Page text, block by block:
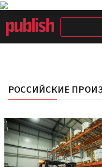
РОССИЙСКИЕ